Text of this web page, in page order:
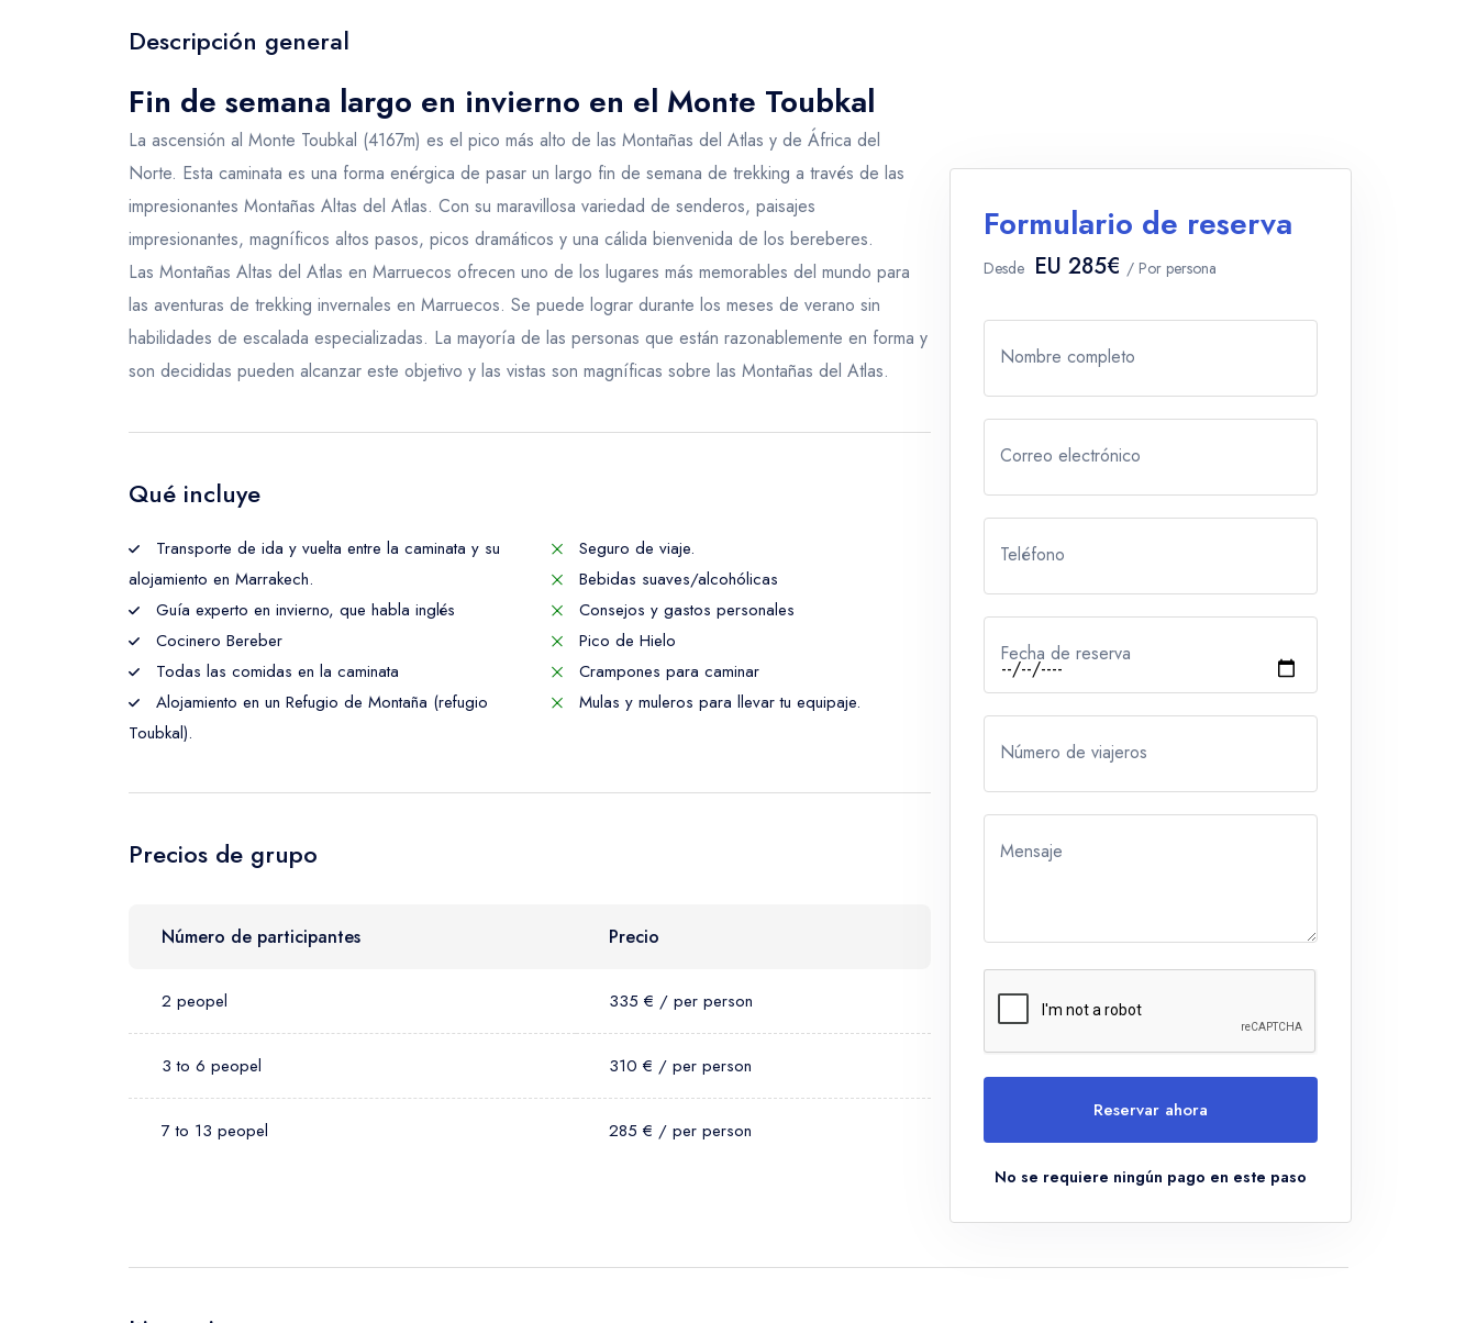
Descripción general
Fin de semana largo en invierno en el Monte Toubkal
La ascensión al Monte Toubkal (4167m) es el pico más alto de las Montañas del Atlas y de África del
Norte. Esta caminata es una forma enérgica de pasar un largo fin de semana de trekking a través de las
impresionantes Montañas Altas del Atlas. Con su maravillosa variedad de senderos, paisajes
impresionantes, magníficos altos pasos, picos dramáticos y una cálida bienvenida de los bereberes.
Las Montañas Altas del Atlas en Marruecos ofrecen uno de los lugares más memorables del mundo para
las aventuras de trekking invernales en Marruecos. Se puede lograr durante los meses de verano sin
habilidades de escalada especializadas. La mayoría de las personas que están razonablemente en forma y
son decididas pueden alcanzar este objetivo y las vistas son magníficas sobre las Montañas del Atlas.
Qué incluye
Transporte de ida y vuelta entre la caminata y su
alojamiento en Marrakech.
Guía experto en invierno, que habla inglés
Cocinero Bereber
Todas las comidas en la caminata
Alojamiento en un Refugio de Montaña (refugio
Toubkal).
Seguro de viaje.
Bebidas suaves/alcohólicas
Consejos y gastos personales
Pico de Hielo
Crampones para caminar
Mulas y muleros para llevar tu equipaje.
Precios de grupo
Número de participantes Precio
2 peopel 335 € / per person
3 to 6 peopel 310 € / per person
7 to 13 peopel 285 € / per person
Formulario de reserva
Desde EU 285€ / Por persona
Nombre completo
Correo electrónico
Teléfono
Fecha de reserva
Número de viajeros
Mensaje
Reservar ahora
No se requiere ningún pago en este paso